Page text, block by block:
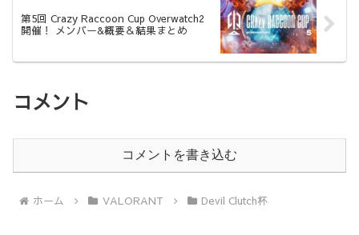
第5回 Crazy Raccoon Cup Overwatch2
開催！ メンバー&概要＆結果まとめ
コメント
コメントを書き込む
ホーム VALORANT Devil Clutch杯